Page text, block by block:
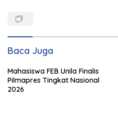
Baca Juga
Mahasiswa FEB Unila Finalis
Pilmapres Tingkat Nasional
2026